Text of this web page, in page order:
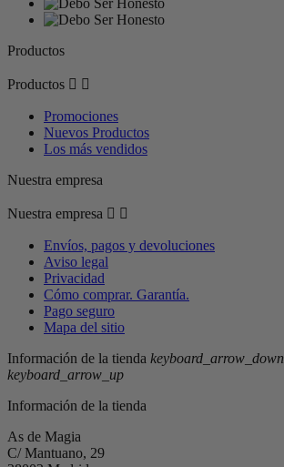
Productos
Productos  
Promociones
Nuevos Productos
Los más vendidos
Nuestra empresa
Nuestra empresa  
Envíos, pagos y devoluciones
Aviso legal
Privacidad
Cómo comprar. Garantía.
Pago seguro
Mapa del sitio
Información de la tienda keyboard_arrow_down
keyboard_arrow_up
Información de la tienda
As de Magia
C/ Mantuano, 29